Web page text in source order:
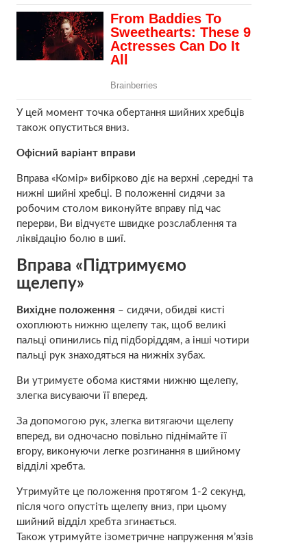
У цей момент точка обертання шийних хребців
також опуститься вниз.
Офісний варіант вправи
Вправа «Комір» вибірково діє на верхні ,середні та
нижні шийні хребці. В положенні сидячи за
робочим столом виконуйте вправу під час
перерви, Ви відчуєте швидке розслаблення та
ліквідацію болю в шиї.
Вправа «Підтримуємо
щелепу»
Вихідне положення – сидячи, обидві кисті
охоплюють нижню щелепу так, щоб великі
пальці опинились під підборіддям, а інші чотири
пальці рук знаходяться на нижніх зубах.
Ви утримуєте обома кистями нижню щелепу,
злегка висуваючи її вперед.
За допомогою рук, злегка витягаючи щелепу
вперед, ви одночасно повільно піднімайте її
вгору, виконуючи легке розгинання в шийному
відділі хребта.
Утримуйте це положення протягом 1-2 секунд,
після чого опустіть щелепу вниз, при цьому
шийний відділ хребта згинається.
Також утримуйте ізометричне напруження м’язів